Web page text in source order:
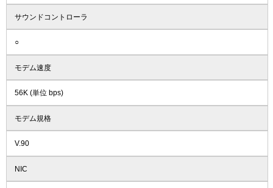
サウンドコントローラ
○
モデム速度
56K (単位 bps)
モデム規格
V.90
NIC